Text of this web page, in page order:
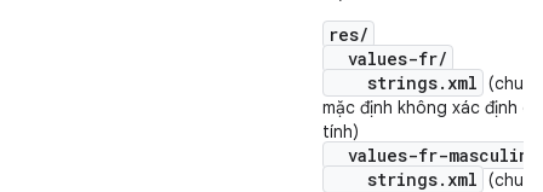
res/
values-fr/
strings.xml (chuỗi
mặc định không xác định
tính)
values-fr-
strings.xml (chuỗi